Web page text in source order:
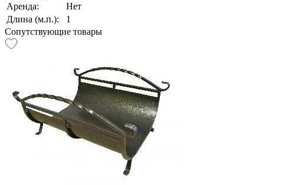
Аренда:
Нет
Длина (м.п.):
1
Сопутствующие товары